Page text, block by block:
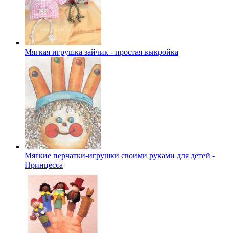
Мягкая игрушка зайчик - простая выкройка
Мягкие перчатки-игрушки своими руками для детей -
Принцесса